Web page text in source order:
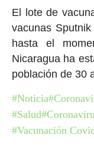
El lote de
vacunas
hasta el
Nicaragua ha
población de 30
#Noticia
#Salud
#Vacunación